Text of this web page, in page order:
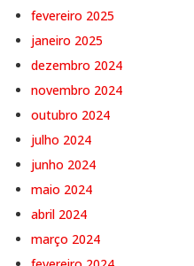
fevereiro 2025
janeiro 2025
dezembro 2024
novembro 2024
outubro 2024
julho 2024
junho 2024
maio 2024
abril 2024
março 2024